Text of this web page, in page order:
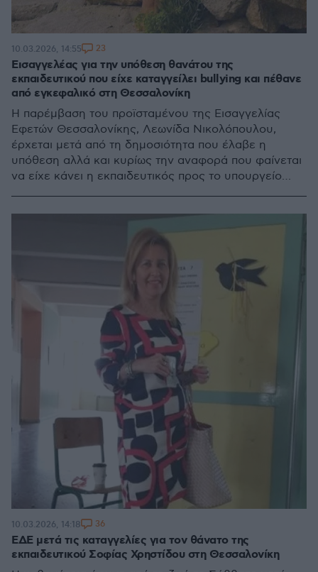
Εισαγγελέας για την υπόθεση θανάτου της
εκπαιδευτικού που είχε καταγγείλει bullying και πέθανε
από εγκεφαλικό στη Θεσσαλονίκη
Η παρέμβαση του προϊσταμένου της Εισαγγελίας
Εφετών Θεσσαλονίκης, Λεωνίδα Νικολόπουλου,
έρχεται μετά από τη δημοσιότητα που έλαβε η
υπόθεση αλλά και κυρίως την αναφορά που φαίνεται
να είχε κάνει η εκπαιδευτικός προς το υπουργείο
10.03.2026, 14:55 23
ΕΔΕ μετά τις καταγγελίες για τον θάνατο της
εκπαιδευτικού Σοφίας Χρηστίδου στη Θεσσαλονίκη
10.03.2026, 14:18 36